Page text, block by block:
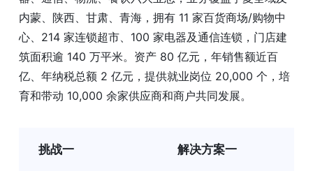
内蒙、陕西、甘肃、青海，拥有 11 家百货商场/购物中
心、214 家连锁超市、100 家电器及通信连锁，门店建
筑面积逾 140 万平米。资产 80 亿元，年销售额近百
亿、年纳税总额 2 亿元，提供就业岗位 20,000 个，培
育和带动 10,000 余家供应商和商户共同发展。
挑战一 解决方案一